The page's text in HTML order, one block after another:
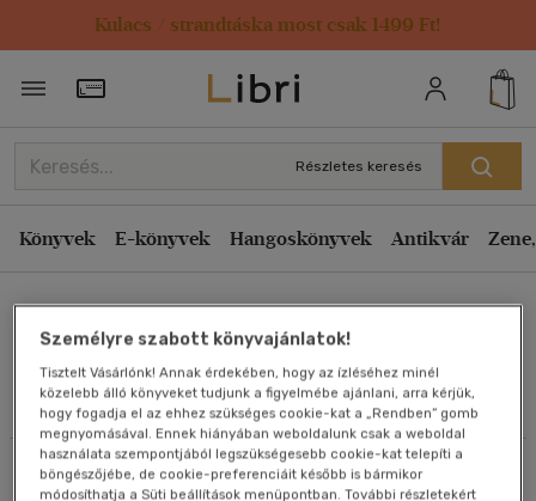
Kulacs / strandtáska most csak 1499 Ft!
Törzsvásárlói Kártya adatai
Részletes keresés
Könyvek E-könyvek Hangoskönyvek Antikvár
Művei
Szűrés Rendezés
Rendezés
Kiadás éve szerint csökkenő
Ár szerint csökkenő
Eladott darabszám szerint csökkenő
Eladott darabszám szerint növekvő
Cím szerint A-Z
Szerző szerint A-Z
Megjelenítés
Személyre szabott könyvajánlatok!
Tisztelt Vásárlónk! Annak érdekében, hogy az ízléséhez minél
közelebb álló könyveket tudjunk a figyelmébe ajánlani, arra kérjük,
hogy fogadja el az ehhez szükséges cookie-kat a „Rendben” gomb
megnyomásával. Ennek hiányában weboldalunk csak a weboldal
használata szempontjából legszükségesebb cookie-kat telepíti a
böngészőjébe, de cookie-preferenciáit később is bármikor
módosíthatja a Süti beállítások menüpontban. További részletekért